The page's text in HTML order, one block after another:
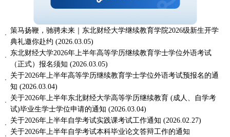
策马扬鞭，驰骋未来｜东北财经大学继续教育学院2026级新生开学
典礼邀你赴约 (2026.03.05)
东北财经大学2026年上半年高等学历继续教育学士学位外语考试
（正式）报名须知 (2026.03.05)
关于2026年上半年高等学历继续教育学士学位外语考试预报名的通
知 (2026.03.04)
关于2026年上半年东北财经大学高等学历继续教育 (成人、自学考
试)毕业生学士学位申请的通知 (2026.03.04)
关于2026年上半年自学考试实践课考试工作通知 (2026.02.27)
关于2026年上半年自学考试本科毕业论文答辩工作的通知